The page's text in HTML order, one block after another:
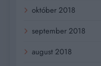
október 2018
september 2018
august 2018